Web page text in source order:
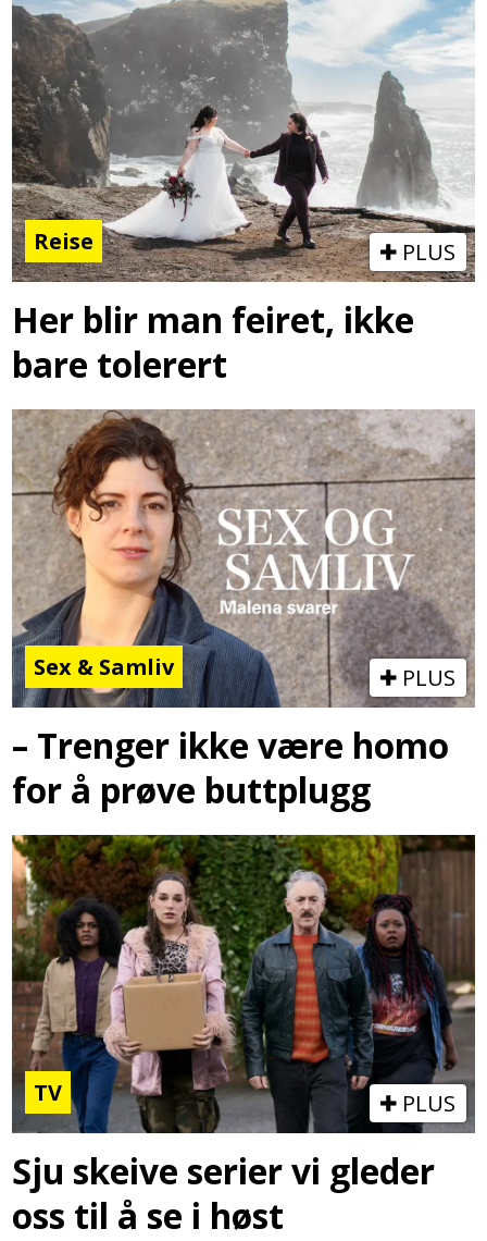
Reise PLUS
Her blir man feiret, ikke
bare tolerert
Sex & Samliv PLUS
– Trenger ikke være homo
for å prøve buttplugg
TV PLUS
Sju skeive serier vi gleder
oss til å se i høst